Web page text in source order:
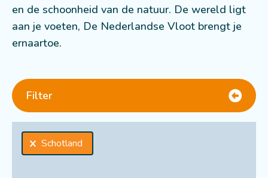
en de schoonheid van de natuur. De wereld ligt
aan je voeten, De Nederlandse Vloot brengt je
ernaartoe.
Filter
Selecties
Schotland